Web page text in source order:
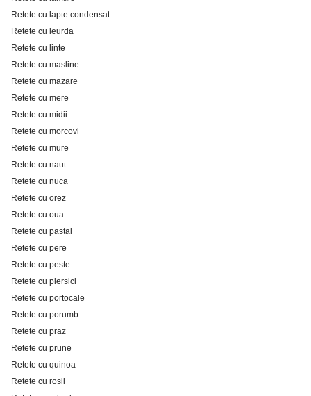
Retete cu lapte condensat
Retete cu leurda
Retete cu linte
Retete cu masline
Retete cu mazare
Retete cu mere
Retete cu midii
Retete cu morcovi
Retete cu mure
Retete cu naut
Retete cu nuca
Retete cu orez
Retete cu oua
Retete cu pastai
Retete cu pere
Retete cu peste
Retete cu piersici
Retete cu portocale
Retete cu porumb
Retete cu praz
Retete cu prune
Retete cu quinoa
Retete cu rosii